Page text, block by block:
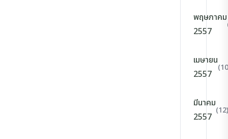
พฤษภาคม
2557
เมษายน
2557
มีนาคม
2557
(12)